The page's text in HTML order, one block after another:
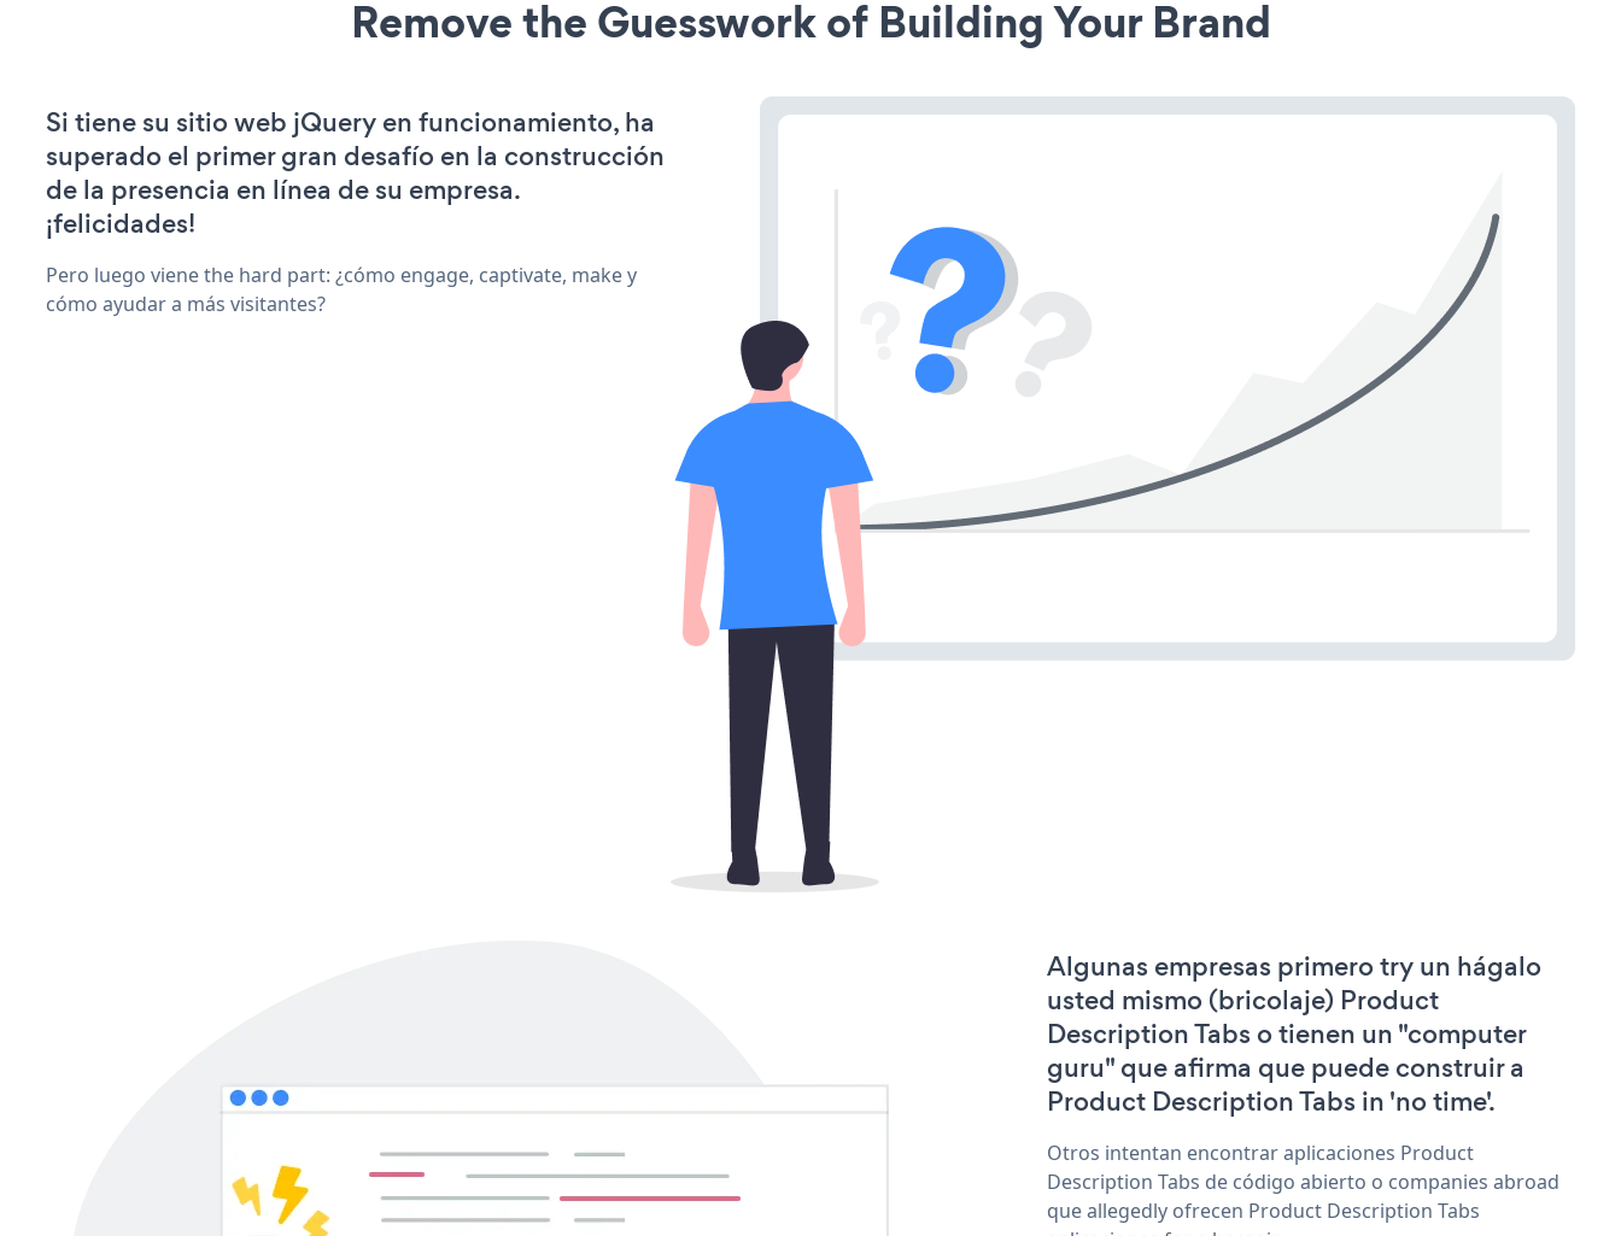
Remove the Guesswork of Building Your Brand
Si tiene su sitio web jQuery en funcionamiento, ha
superado el primer gran desafío en la construcción
de la presencia en línea de su empresa.
¡felicidades!
Pero luego viene the hard part: ¿cómo engage, captivate, make y
cómo ayudar a más visitantes?
Algunas empresas primero try un hágalo
usted mismo (bricolaje) Product
Description Tabs o tienen un "computer
guru" que afirma que puede construir a
Product Description Tabs in 'no time'.
Otros intentan encontrar aplicaciones Product
Description Tabs de código abierto o companies abroad
que allegedly ofrecen Product Description Tabs